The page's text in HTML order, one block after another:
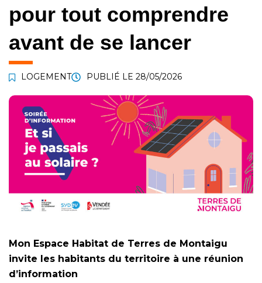
pour tout comprendre
avant de se lancer
LOGEMENT PUBLIÉ LE 28/05/2026
Mon Espace Habitat de Terres de Montaigu
invite les habitants du territoire à une réunion
d’information